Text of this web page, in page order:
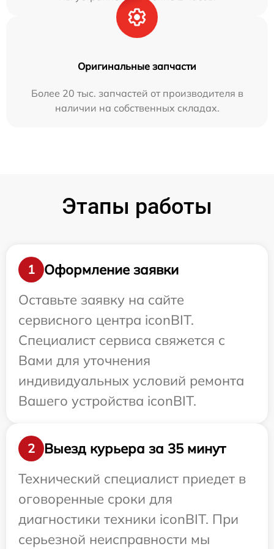
Оригинальные запчасти
Более 20 тыс. запчастей от производителя в
наличии на собственных складах.
Этапы работы
1
Оформление заявки
Оставьте заявку на сайте
сервисного центра iconBIT.
Специалист сервиса свяжется с
Вами для уточнения
индивидуальных условий ремонта
Вашего устройства iconBIT.
2
Выезд курьера за 35 минут
Технический специалист приедет в
оговоренные сроки для
диагностики техники iconBIT. При
серьезной неисправности мы